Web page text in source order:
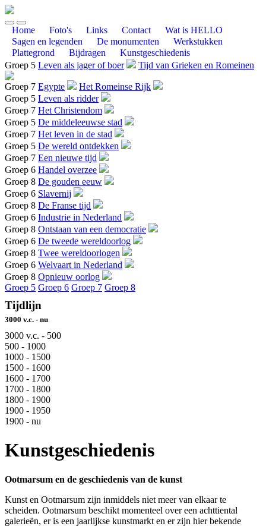
Home Foto's Links Contact
Wat is HELLO
Sagen en legenden
De monumenten
Werkstukken
Plattegrond
Bijdragen
Kunstgeschiedenis
Groep 5 Leven als jager of boer Tijd van Grieken en Romeinen
Groep 7 Egypte
Het Romeinse Rijk
Groep 5 Leven als ridder
Groep 7 Het Christendom
Groep 5 De middeleeuwse stad
Groep 7 Het leven in de stad
Groep 5 De wereld ontdekken
Groep 7 Een nieuwe tijd
Groep 6 Handel overzee
Groep 8 De gouden eeuw
Groep 6 Slavernij
Groep 8 De Franse tijd
Groep 6 Industrie in Nederland
Groep 8 Ontstaan van een democratie
Groep 6 De tweede wereldoorlog
Groep 8 Twee wereldoorlogen
Groep 6 Welvaart in Nederland
Groep 8 Opnieuw oorlog
Groep 5 Groep 6 Groep 7 Groep 8
Tijdlijn
3000 v.c. - nu
3000 v.c. - 500
500 - 1000
1000 - 1500
1500 - 1600
1600 - 1700
1700 - 1800
1800 - 1900
1900 - 1950
1900 - nu
Kunstgeschiedenis
Ootmarsum en de geschiedenis van de kunst
Kunst en Ootmarsum zijn inmiddels niet meer van elkaar te
scheiden. Ootmarsum beschikt momenteel over een achttiental
galerieën, er is een jaarlijkse kunstmarkt en er zijn hier bekende